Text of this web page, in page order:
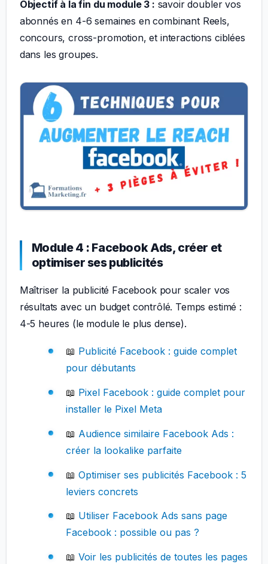
Objectif à la fin du module 3 : savoir doubler vos
abonnés en 4-6 semaines en combinant Reels,
concours, cross-promotion, et interactions ciblées
dans les groupes.
Module 4 : Facebook Ads, créer et
optimiser ses publicités
Maîtriser la publicité Facebook pour scaler vos
résultats avec un budget contrôlé. Temps estimé :
4-5 heures (le module le plus dense).
📖 Publicité Facebook : guide complet
pour débutants
📖 Pixel Facebook : guide complet pour
installer le Pixel Meta
📖 Audience similaire Facebook Ads :
créer la lookalike parfaite
📖 Optimiser ses publicités Facebook : 5
leviers concrets
📖 Utiliser Facebook Ads sans page
Facebook : possible ou pas ?
📖 Voir les publicités de toutes les pages